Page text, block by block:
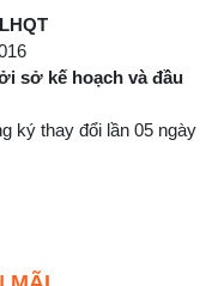
sở kế hoạch và đầu
ký thay đổi lần 05 ngày